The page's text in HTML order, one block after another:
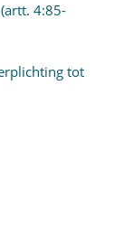
4:85-
tot